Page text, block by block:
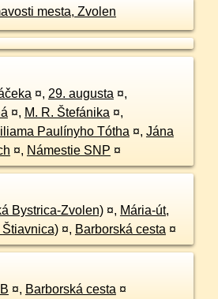
¤, 29. augusta ¤,
¤, M. R. Štefánika ¤,
Paulínyho Tótha ¤, Jána
¤, Námestie SNP ¤
Bystrica-Zvolen) ¤, Mária-út,
¤, Barborská cesta ¤
¤, Barborská cesta ¤